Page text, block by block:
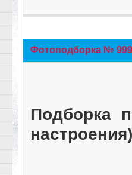
Фотоподборка №
Подборка